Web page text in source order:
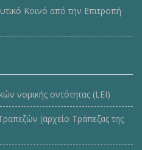
Κοινό από την Επιτροπή
νομικής οντότητας (LEI)
(αρχείο Τράπεζας της